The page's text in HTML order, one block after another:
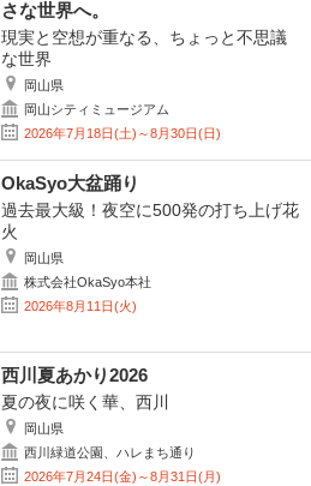
さな世界へ。
現実と空想が重なる、ちょっと不思議
な世界
岡山県
岡山シティミュージアム
2026年7月18日(土)～8月30日(日)
OkaSyo大盆踊り
過去最大級！夜空に500発の打ち上げ花
火
岡山県
株式会社OkaSyo本社
2026年8月11日(火)
西川夏あかり2026
夏の夜に咲く華、西川
岡山県
西川緑道公園、ハレまち通り
2026年7月24日(金)～8月31日(月)